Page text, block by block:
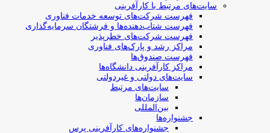
سایت‌های مرتبط با کارآفرینی
فهرست شرکت‌های‌‌ توسعه‌ خدمات فناوری
فهرست شتاب‌دهنده‌ها‌ و فرشتگان‌ سرمایه‌گذاری
فهرست شرکت‌های خطرپذیر
مراکز رشد و پارک‌های فناوری
فهرست صندوق‌ها
مراکز کارآفرینی دانشگاه‌ها
سایت‌های دولتی و غیردولتی
سایت‌های مرتبط
سازمان‌ها
بین‌المللی
جشنواره‌ها
جشنواره‌های کارآفرینی‌ پرس